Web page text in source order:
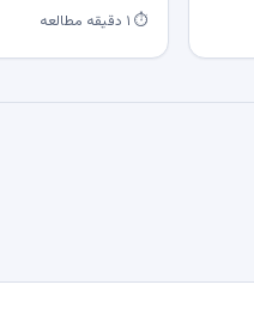
⏱ ۱ دقیقه مطالعه